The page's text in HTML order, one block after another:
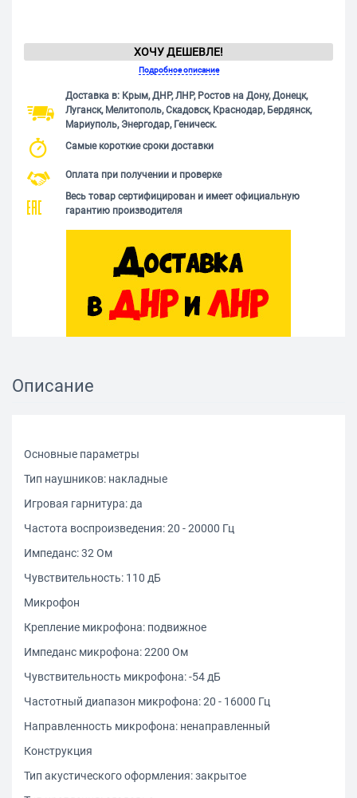
ХОЧУ ДЕШЕВЛЕ!
Подробное описание
Доставка в: Крым, ДНР, ЛНР, Ростов на Дону, Донецк,
Луганск, Мелитополь, Скадовск, Краснодар, Бердянск,
Мариуполь, Энергодар, Геническ.
Самые короткие сроки доставки
Оплата при получении и проверке
Весь товар сертифицирован и имеет официальную
гарантию производителя
Описание
Основные параметры
Тип наушников: накладные
Игровая гарнитура: да
Частота воспроизведения: 20 - 20000 Гц
Импеданс: 32 Ом
Чувствительность: 110 дБ
Микрофон
Крепление микрофона: подвижное
Импеданс микрофона: 2200 Ом
Чувствительность микрофона: -54 дБ
Частотный диапазон микрофона: 20 - 16000 Гц
Направленность микрофона: ненаправленный
Конструкция
Тип акустического оформления: закрытое